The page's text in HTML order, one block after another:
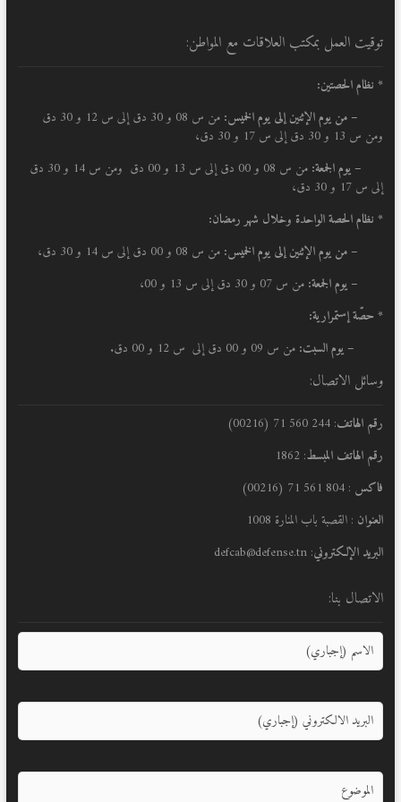
توقيت العمل بمكتب العلاقات مع المواطن:
* نظام الحصتين:
– من يوم الإثنين إلى يوم الخميس:
من س 08 و 30 دق إلى س 12 و 30 دق
ومن س 13 و 30 دق إلى س 17 و 30 دق،
– يوم الجمعة:
من س 08 و 00 دق إلى س 13 و 00 دق ومن س 14 و 30 دق
إلى س 17 و 30 دق،
* نظام الحصة الواحدة وخلال شهر رمضان:
– من يوم الإثنين إلى يوم الخميس: من س 08 و 00 دق إلى س 14 و 30 دق،
– يوم الجمعة: من س 07 و 30 دق إلى س 13 و 00،
* حصّة إستمرارية:
– يوم السبت: من س 09 و 00 دق إلى س 12 و 00 دق.
وسائل الاتصال:
رقم الهاتف: 244 560 71 (00216)
رقم الهاتف المبسط: 1862
فاكس : 804 561 71 (00216)
العنوان : القصبة باب المنارة 1008
البريد الإلكتروني: defcab@defense.tn
الاتصال بنا: